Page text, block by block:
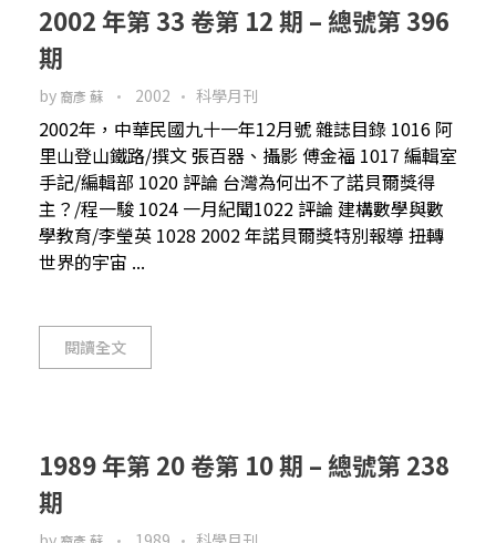
2002 年第 33 卷第 12 期 – 總號第 396
期
by 裔彥 蘇 2002 科學月刊
2002年，中華民國九十一年12月號 雜誌目錄 1016 阿
里山登山鐵路/撰文 張百器、攝影 傅金福 1017 編輯室
手記/編輯部 1020 評論 台灣為何出不了諾貝爾獎得
主？/程一駿 1024 一月紀聞1022 評論 建構數學與數
學教育/李瑩英 1028 2002 年諾貝爾獎特別報導 扭轉
世界的宇宙 ...
閱讀全文
1989 年第 20 卷第 10 期 – 總號第 238
期